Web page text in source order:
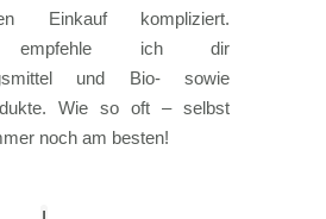
Einkauf kompliziert.
empfehle ich dir
und Bio- sowie
Wie so oft – selbst
noch am besten!